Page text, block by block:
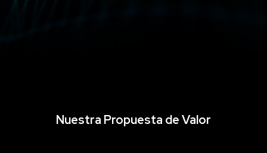
Nuestra Propuesta de Valor